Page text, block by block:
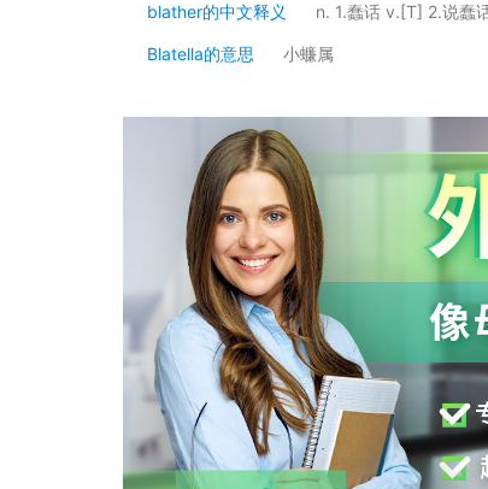
blather的中文释义 n. 1.蠢话 v.[T] 2.说蠢
Blatella的意思 小蠊属